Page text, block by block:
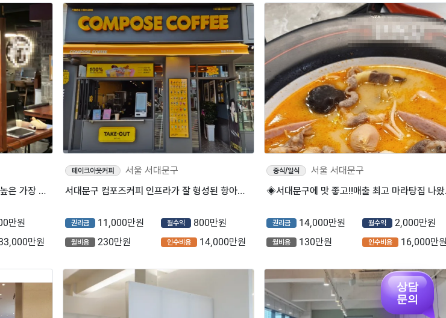
서울 서대문구 스터디카페 순수익율 높은 가장 쉬운 창업아이템입니다. 번화가에서 꾸준히 고매출나오는 매장
만원
만원
테이크아웃커피
서울 서대문구
서대문구 컴포즈커피 인프라가 잘 형성된 항아리 상권에서 고매출 나오는 매장입니다.
권리금 11,000만원 월수익 800만원
월비용 230만원 인수비용 14,000만원
중식/일식
서울 서대문구
◈서
권리금 14,000만원 월수익 2,000만원
월비용 130만원 인수비용 16,000만
상담
문의